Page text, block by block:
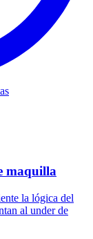
maquilla
la lógica del
al under de